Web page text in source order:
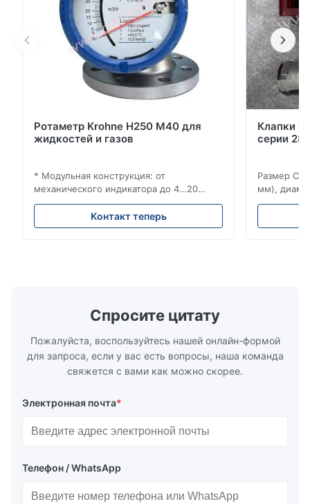
Ротаметр Krohne H250 M40 для
жидкостей и газов
* Модульная конструкция: от
механического индикатора до 4…20
мА/HART®7, FF, Profibus-PA и
суммирующий счетчик * Любое
монтажное положение: вертикальное,
Контакт теперь
Клапки
серии
Размер
мм),
(15–20 мм)
ANSI
Спросите цитату
Пожалуйста, воспользуйтесь нашей онлайн-формой
для запроса, если у вас есть вопросы, наша команда
свяжется с вами как можно скорее.
Электронная почта*
Телефон / WhatsApp